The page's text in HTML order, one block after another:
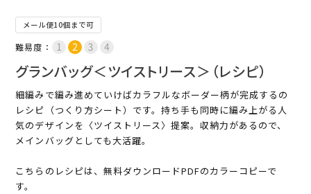
メール便10個まで可
難易度：
グランバッグ＜ツイストリース＞（レシピ）
細編みで編み進めていけばカラフルなボーダー柄が完成するの
レシピ（つくり方シート）です。持ち手も同時に編み上がる人
気のデザインを〈ツイストリース〉提案。収納力があるので、
メインバッグとしても大活躍。
こちらのレシピは、無料ダウンロードPDFのカラーコピーで
す。